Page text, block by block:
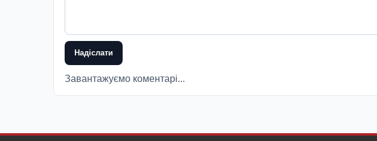
Надіслати
Завантажуємо коментарі...